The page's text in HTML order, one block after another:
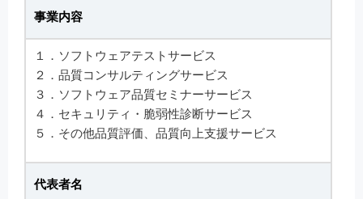
事業内容
１．ソフトウェアテストサービス
２．品質コンサルティングサービス
３．ソフトウェア品質セミナーサービス
４．セキュリティ・脆弱性診断サービス
５．その他品質評価、品質向上支援サービス
代表者名